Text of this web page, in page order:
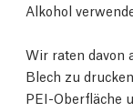
Alkohol
Wir raten davon
Blech zu
PEI-Oberfläche